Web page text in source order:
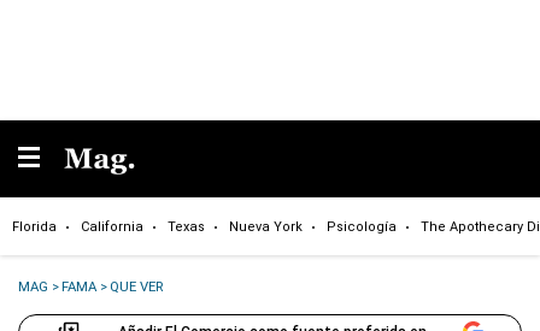
Florida California Texas Nueva York Psicología The Apothecary
MAG >FAMA > QUE VER